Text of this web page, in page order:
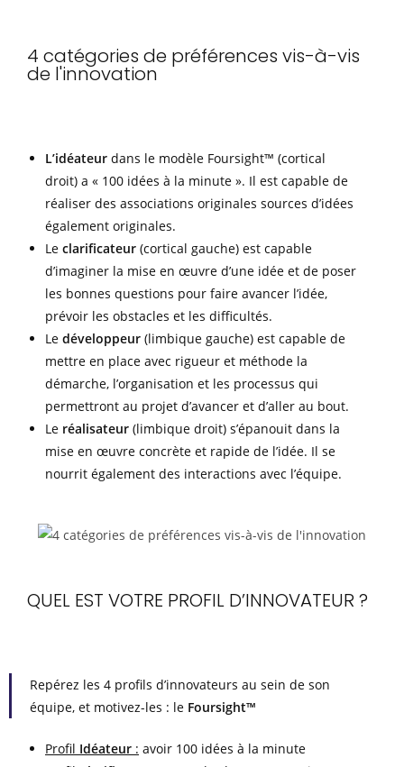
4 catégories de préférences vis-à-vis
de l'innovation
L’idéateur dans le modèle Foursight™ (cortical
droit) a « 100 idées à la minute ». Il est capable de
réaliser des associations originales sources d’idées
également originales.
Le clarificateur (cortical gauche) est capable
d’imaginer la mise en œuvre d’une idée et de poser
les bonnes questions pour faire avancer l’idée,
prévoir les obstacles et les difficultés.
Le développeur (limbique gauche) est capable de
mettre en place avec rigueur et méthode la
démarche, l’organisation et les processus qui
permettront au projet d’avancer et d’aller au bout.
Le réalisateur (limbique droit) s’épanouit dans la
mise en œuvre concrète et rapide de l’idée. Il se
nourrit également des interactions avec l’équipe.
QUEL EST VOTRE PROFIL D’INNOVATEUR ?
Repérez les 4 profils d’innovateurs au sein de son
équipe, et motivez-les : le Foursight™
Profil Idéateur : avoir 100 idées à la minute